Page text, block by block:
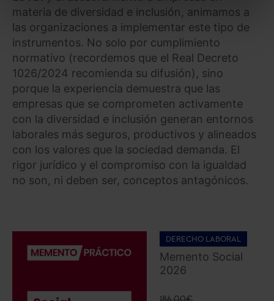
Puedes aceptar solo las esenciales
para denegar
todas las cookies excepto aquellas imprescindibles.
También puedes configurar
las cookies y
seleccionar solo aquellas que quieras permitir en tu
navegador. Si no seleccionas ninguna utilizaremos
las que sean indispensables para la navegación.
Saber más acerca de las cookies
materia de diversidad e inclusión, animamos a
las organizaciones a implementar este tipo de
instrumentos. No solo por cumplimiento
normativo (recordemos que el Real Decreto
1026/2024 recomienda su difusión), sino
porque la experiencia demuestra que las
empresas que se comprometen activamente
con la diversidad e inclusión generan entornos
laborales más seguros, productivos y alineados
con los valores que la sociedad demanda. El
rigor jurídico y el compromiso con la igualdad
no son, ni deben ser, conceptos antagónicos.
DERECHO LABORAL
Memento Social
2026